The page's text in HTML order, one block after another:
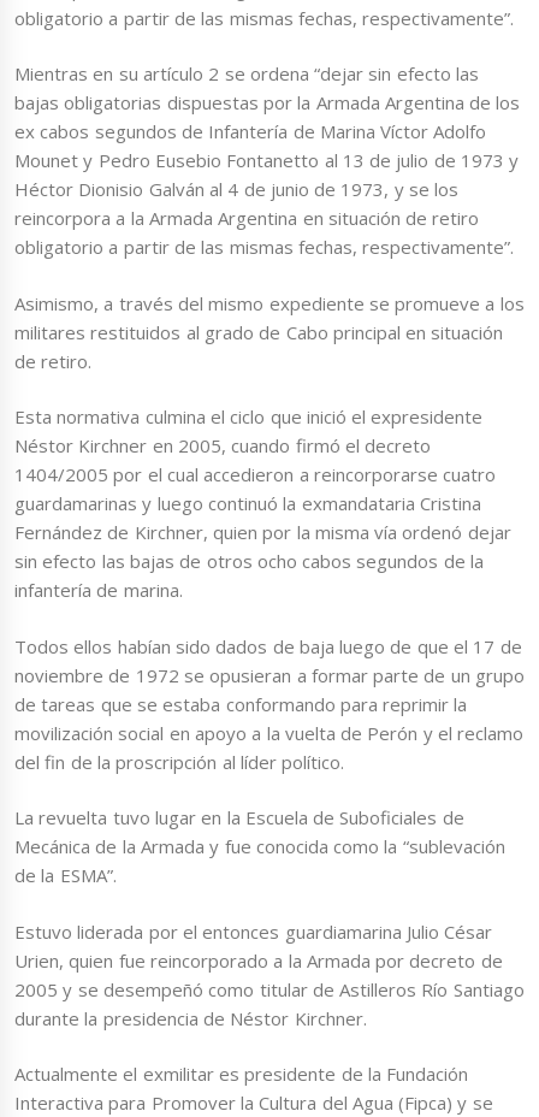
obligatorio a partir de las mismas fechas, respectivamente”.
Mientras en su artículo 2 se ordena “dejar sin efecto las
bajas obligatorias dispuestas por la Armada Argentina de los
ex cabos segundos de Infantería de Marina Víctor Adolfo
Mounet y Pedro Eusebio Fontanetto al 13 de julio de 1973 y
Héctor Dionisio Galván al 4 de junio de 1973, y se los
reincorpora a la Armada Argentina en situación de retiro
obligatorio a partir de las mismas fechas, respectivamente”.
Asimismo, a través del mismo expediente se promueve a los
militares restituidos al grado de Cabo principal en situación
de retiro.
Esta normativa culmina el ciclo que inició el expresidente
Néstor Kirchner en 2005, cuando firmó el decreto
1404/2005 por el cual accedieron a reincorporarse cuatro
guardamarinas y luego continuó la exmandataria Cristina
Fernández de Kirchner, quien por la misma vía ordenó dejar
sin efecto las bajas de otros ocho cabos segundos de la
infantería de marina.
Todos ellos habían sido dados de baja luego de que el 17 de
noviembre de 1972 se opusieran a formar parte de un grupo
de tareas que se estaba conformando para reprimir la
movilización social en apoyo a la vuelta de Perón y el reclamo
del fin de la proscripción al líder político.
La revuelta tuvo lugar en la Escuela de Suboficiales de
Mecánica de la Armada y fue conocida como la “sublevación
de la ESMA”.
Estuvo liderada por el entonces guardiamarina Julio César
Urien, quien fue reincorporado a la Armada por decreto de
2005 y se desempeñó como titular de Astilleros Río Santiago
durante la presidencia de Néstor Kirchner.
Actualmente el exmilitar es presidente de la Fundación
Interactiva para Promover la Cultura del Agua (Fipca) y se